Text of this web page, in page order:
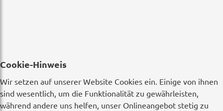
Cookie-Hinweis
Wir setzen auf unserer Website Cookies ein. Einige von ihnen
sind wesentlich, um die Funktionalität zu gewährleisten,
während andere uns helfen, unser Onlineangebot stetig zu